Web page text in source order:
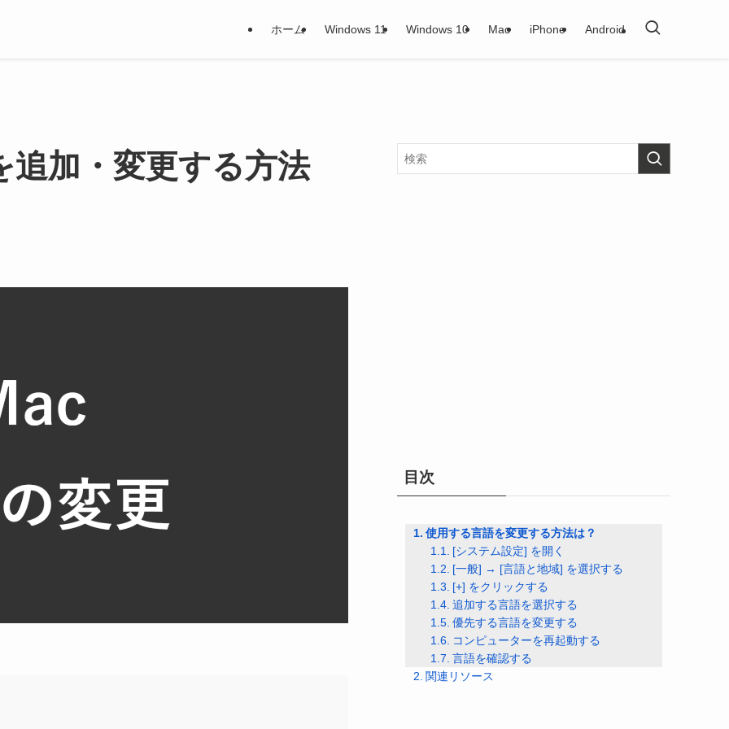
ホーム Windows 11 Windows 10 Mac iPhone Android
追加・変更する方法
目次
使用する言語を変更する方法は？
[システム設定] を開く
[一般] → [言語と地域] を選択する
[+] をクリックする
追加する言語を選択する
優先する言語を変更する
コンピューターを再起動する
言語を確認する
関連リソース